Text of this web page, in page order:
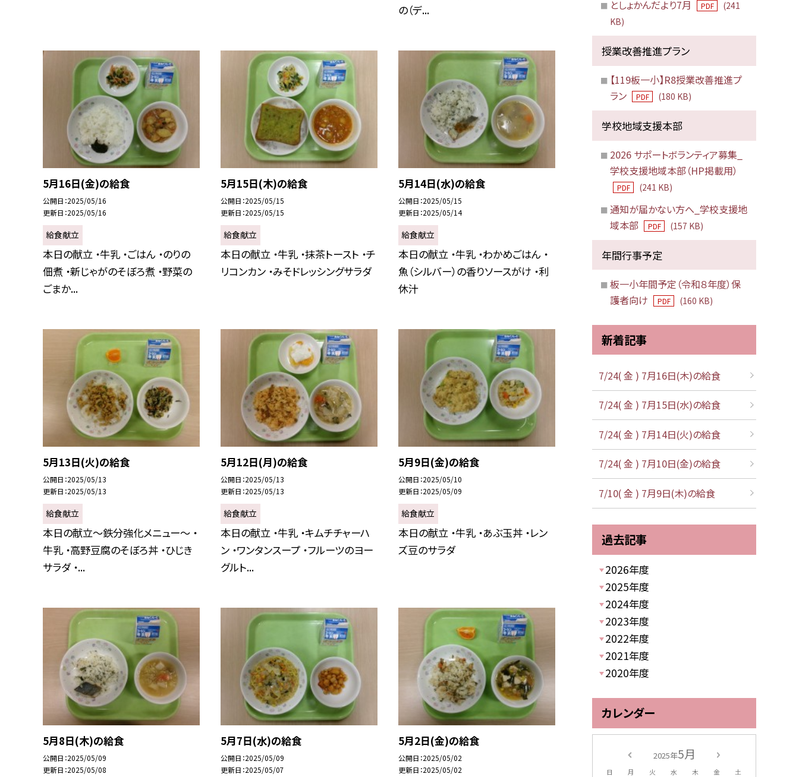
の（デ...
5月16日(金)の給食
公開日 2025/05/16
更新日 2025/05/16
給食献立
本日の献立 ・牛乳 ・ごはん ・のりの
佃煮 ・新じゃがのそぼろ煮 ・野菜の
ごまか...
5月15日(木)の給食
公開日 2025/05/15
更新日 2025/05/15
給食献立
本日の献立 ・牛乳 ・抹茶トースト ・チ
リコンカン ・みそドレッシングサラダ
5月14日(水)の給食
公開日 2025/05/15
更新日 2025/05/14
給食献立
本日の献立 ・牛乳 ・わかめごはん ・
魚（シルバー）の香りソースがけ ・利
休汁
5月13日(火)の給食
公開日 2025/05/13
更新日 2025/05/13
給食献立
本日の献立～鉄分強化メニュー～ ・
牛乳 ・高野豆腐のそぼろ丼 ・ひじき
サラダ ・...
5月12日(月)の給食
公開日 2025/05/13
更新日 2025/05/13
給食献立
本日の献立 ・牛乳 ・キムチチャーハ
ン ・ワンタンスープ ・フルーツのヨー
グルト...
5月9日(金)の給食
公開日 2025/05/10
更新日 2025/05/09
給食献立
本日の献立 ・牛乳 ・あぶ玉丼 ・レン
ズ豆のサラダ
5月8日(木)の給食
公開日 2025/05/09
更新日 2025/05/08
5月7日(水)の給食
公開日 2025/05/09
更新日 2025/05/07
5月2日(金)の給食
公開日 2025/05/02
更新日 2025/05/02
としょかんだより7月 PDF
(241
KB)
授業改善推進プラン
【119板一小】R8授業改善推進プ
ラン
PDF (180 KB)
学校地域支援本部
2026 サポートボランティア募集_
学校支援地域本部（HP掲載用）
PDF (241 KB)
通知が届かない方へ_学校支援地
域本部
PDF (157 KB)
年間行事予定
板一小年間予定（令和８年度）保
護者向け
PDF (160 KB)
新着記事
7/24( 金 ) 7月16日(木)の給食
7/24( 金 ) 7月15日(水)の給食
7/24( 金 ) 7月14日(火)の給食
7/24( 金 ) 7月10日(金)の給食
7/10( 金 ) 7月9日(木)の給食
過去記事
2026年度
2025年度
2024年度
2023年度
2022年度
2021年度
2020年度
カレンダー
2025年5月
日 月 火 水 木 金 土